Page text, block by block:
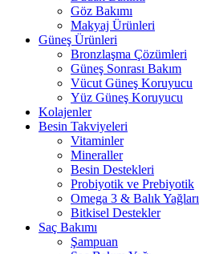
Göz Bakımı
Makyaj Ürünleri
Güneş Ürünleri
Bronzlaşma Çözümleri
Güneş Sonrası Bakım
Vücut Güneş Koruyucu
Yüz Güneş Koruyucu
Kolajenler
Besin Takviyeleri
Vitaminler
Mineraller
Besin Destekleri
Probiyotik ve Prebiyotik
Omega 3 & Balık Yağları
Bitkisel Destekler
Saç Bakımı
Şampuan